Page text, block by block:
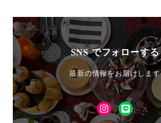
SNS でフォローする
最新の情報をお届けします
Instagram
LINE